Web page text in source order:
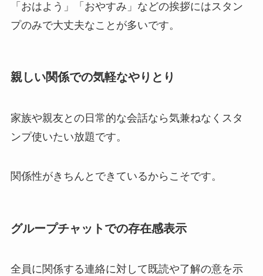
「おはよう」「おやすみ」などの挨拶にはスタン
プのみで大丈夫なことが多いです。
親しい関係での気軽なやりとり
家族や親友との日常的な会話なら気兼ねなくスタ
ンプ使いたい放題です。
関係性がきちんとできているからこそです。
グループチャットでの存在感表示
全員に関係する連絡に対して既読や了解の意を示